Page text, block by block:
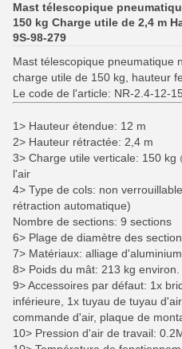
Mast télescopique
150 kg Charge utile de 2,4 m
9S-98-279
Mast télescopique pneumatique
charge utile de 150 kg, hauteur
Le code de l'article: NR-2.4-12-
1> Hauteur étendue: 12 m
2> Hauteur rétractée: 2,4 m
3> Charge utile verticale: 150 kg
l'air
4> Type de cols: non
rétraction automatique)
Nombre de sections: 9 sections
6> Plage de diamètre des
7> Matériaux: alliage
8> Poids du mât: 213 kg environ.
9> Accessoires par défaut: 1x
inférieure, 1x tuyau de tuyau
commande d'air, plaque de
10> Pression d'air de travail: